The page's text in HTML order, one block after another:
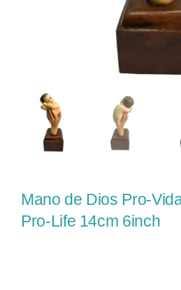
Mano de Dios Pro-
Pro-Life 14cm 6inch